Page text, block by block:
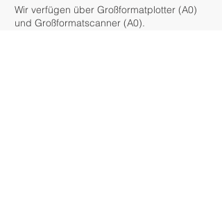
Wir verfügen über Großformatplotter (A0)
und Großformatscanner (A0).